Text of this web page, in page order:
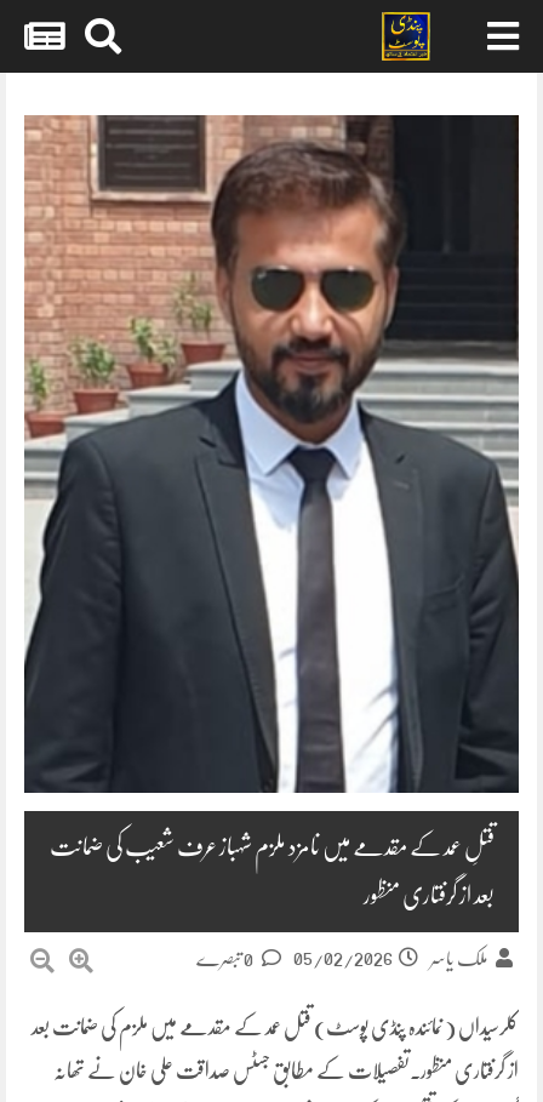
content
قتلِ عمد کے مقدمے میں نامزد ملزم شہباز عرف شعیب کی ضمانت
بعد از گرفتاری منظور
ملک یاسر 05/02/2026
کلرسیداں ( نمائندہ پنڈی پوسٹ) قتل عمد کے مقدمے میں ملزم کی ضمانت بعد
از گرفتاری منظور۔تفصیلات کے مطابق جسٹس صداقت علی خان نے تھانہ